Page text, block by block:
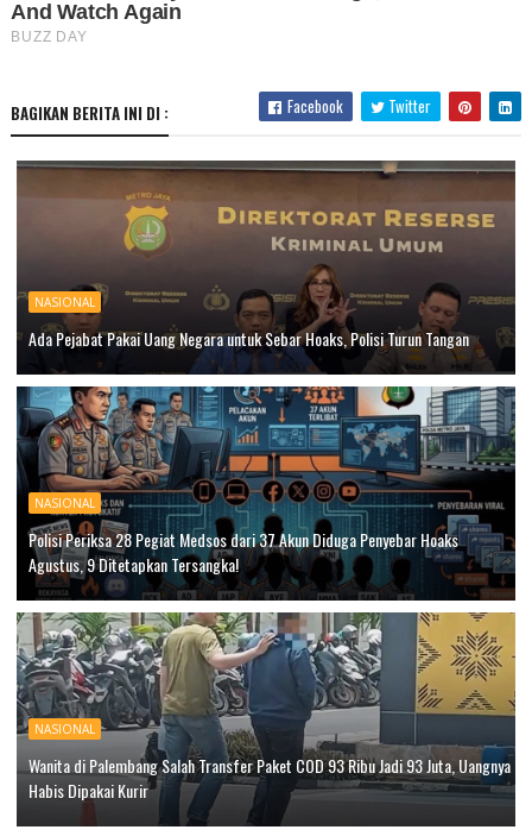
BAGIKAN BERITA INI DI : Facebook Twitter
NASIONAL
Ada Pejabat Pakai Uang Negara untuk Sebar Hoaks, Polisi Turun Tangan
NASIONAL
Polisi Periksa 28 Pegiat Medsos dari 37 Akun Diduga Penyebar Hoaks
Agustus, 9 Ditetapkan Tersangka!
NASIONAL
Wanita di Palembang Salah Transfer Paket COD 93 Ribu Jadi 93 Juta, Uangnya
Habis Dipakai Kurir